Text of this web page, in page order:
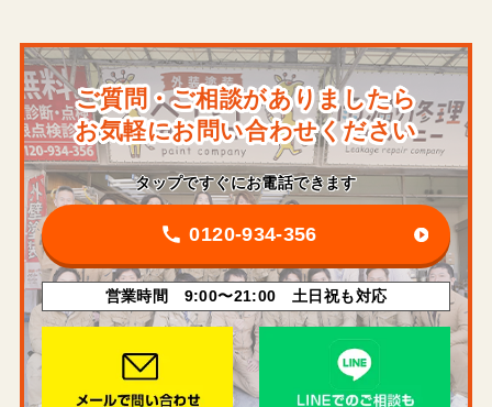
ご質問・ご相談がありましたら
お気軽にお問い合わせください
タップですぐにお電話できます
0120-934-356
営業時間 9:00〜21:00 土日祝も対応